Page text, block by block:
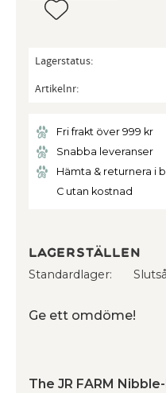
Lägg till i favoriter
Lagerstatus
Artikelnr
Fri frakt över 999 kr
Snabba leveranser
Hämta & returnera i
C utan kostnad
Lagerställen
Standardlager
Ge ett omdöme!
The JR FARM